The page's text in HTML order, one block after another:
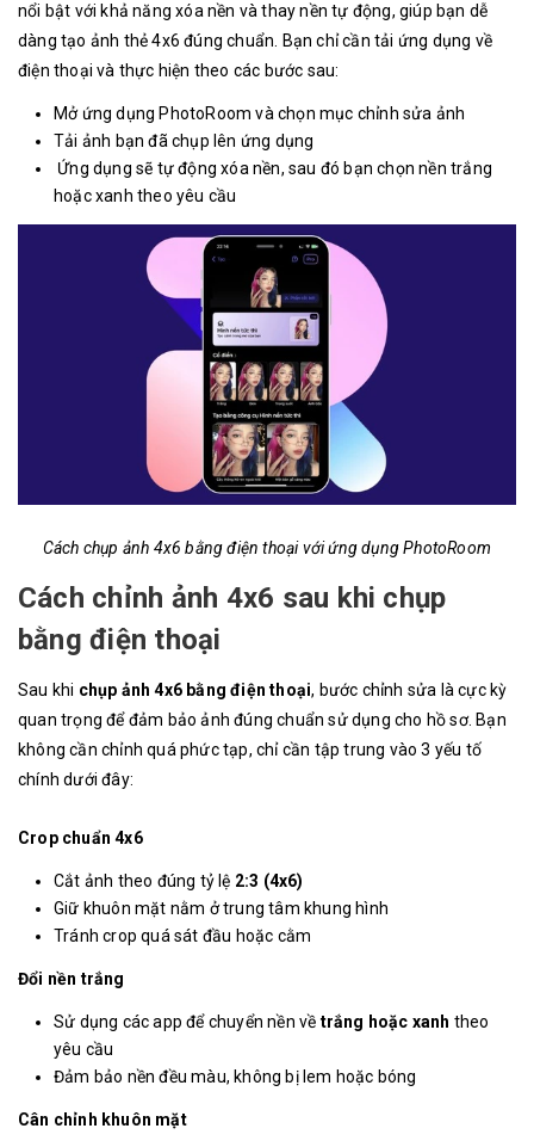
nổi bật với khả năng xóa nền và thay nền tự động, giúp bạn dễ
dàng tạo ảnh thẻ 4x6 đúng chuẩn. Bạn chỉ cần tải ứng dụng về
điện thoại và thực hiện theo các bước sau:
Mở ứng dụng PhotoRoom và chọn mục chỉnh sửa ảnh
Tải ảnh bạn đã chụp lên ứng dụng
Ứng dụng sẽ tự động xóa nền, sau đó bạn chọn nền trắng
hoặc xanh theo yêu cầu
Cách chụp ảnh 4x6 bằng điện thoại với ứng dụng PhotoRoom
Cách chỉnh ảnh 4x6 sau khi chụp
bằng điện thoại
Sau khi chụp ảnh 4x6 bằng điện thoại, bước chỉnh sửa là cực kỳ
quan trọng để đảm bảo ảnh đúng chuẩn sử dụng cho hồ sơ. Bạn
không cần chỉnh quá phức tạp, chỉ cần tập trung vào 3 yếu tố
chính dưới đây:
Crop chuẩn 4x6
Cắt ảnh theo đúng tỷ lệ 2:3 (4x6)
Giữ khuôn mặt nằm ở trung tâm khung hình
Tránh crop quá sát đầu hoặc cằm
Đổi nền trắng
Sử dụng các app để chuyển nền về trắng hoặc xanh theo
yêu cầu
Đảm bảo nền đều màu, không bị lem hoặc bóng
Cân chỉnh khuôn mặt